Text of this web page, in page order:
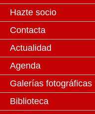
Hazte socio
Contacta
Actualidad
Agenda
Galerías fotográficas
Biblioteca